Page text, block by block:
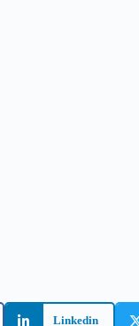
Linkedin